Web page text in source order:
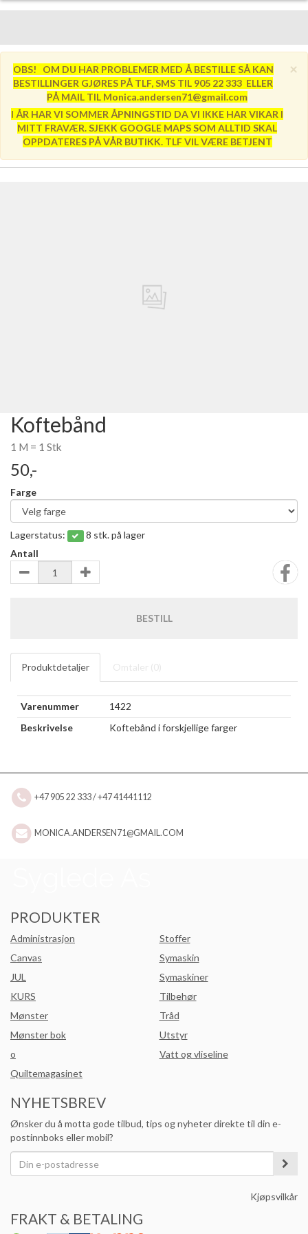
×
OBS! OM DU HAR PROBLEMER MED Å BESTILLE SÅ KAN
BESTILLINGER GJØRES PÅ TLF, SMS TIL 905 22 333 ELLER
PÅ MAIL TIL Monica.andersen71@gmail.com
I ÅR HAR VI SOMMER ÅPNINGSTID DA VI IKKE HAR VIKAR I
MITT FRAVÆR. SJEKK GOOGLE MAPS SOM ALLTID SKAL
OPPDATERES PÅ VÅR BUTIKK. TLF VIL VÆRE BETJENT
Koftebånd
1 M = 1 Stk
50,-
Farge
Lagerstatus:
8 stk. på lager
Antall
BESTILL
Produktdetaljer Omtaler (0)
Varenummer
1422
Beskrivelse
Koftebånd i forskjellige farger
+47 905 22 333 / +47 41441112
MONICA.ANDERSEN71@GMAIL.COM
PRODUKTER
Administrasjon
Canvas
JUL
KURS
Mønster
Mønster bok
o
Quiltemagasinet
Stoffer
Symaskin
Symaskiner
Tilbehør
Tråd
Utstyr
Vatt og vliseline
NYHETSBREV
Ønsker du å motta gode tilbud, tips og nyheter direkte til din e-
postinnboks eller mobil?
Kjøpsvilkår
FRAKT & BETALING